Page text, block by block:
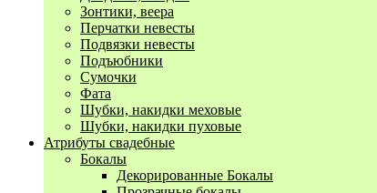
Зонтики, веера
Перчатки невесты
Подвязки невесты
Подъюбники
Сумочки
Фата
Шубки, накидки меховые
Шубки, накидки пуховые
Атрибуты свадебные
Бокалы
Декорированные Бокалы